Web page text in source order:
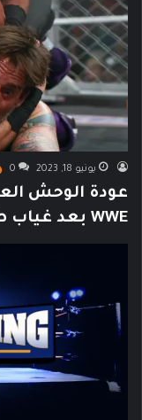
يونيو 18, 2023 0
عودة الوحش
WWE بعد غياب طويل